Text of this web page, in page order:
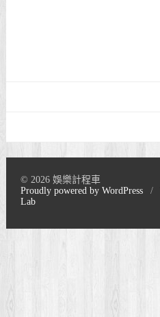
© 2026 娛樂計程車
Proudly powered by WordPress
/
Lab